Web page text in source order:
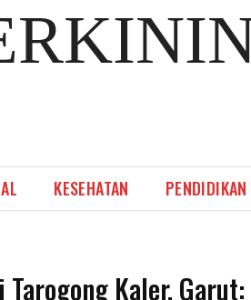
KESEHATAN PENDIDIKAN
Kaler,